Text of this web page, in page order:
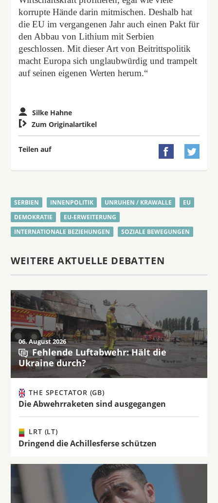
korrupte Hände darin mitmischen. Deshalb hat
die EU im vergangenen Jahr auch einen Pakt für
den Abbau von Lithium mit Serbien
geschlossen. Mit dieser Art von Beitrittspolitik
macht Europa sich unglaubwürdig und trampelt
auf seinen eigenen Werten herum.“
Silke Hahne
 Zum Originalartikel
Teilen auf  
SERBIEN INNENPOLITIK UNRUHEN / KRAWALLE
EU
DEMOKRATIE
EU-ERWEITERUNG
INTERNATIONALE BEZIEHUNGEN
SOZIALE BEWEGUNGEN
WEITERE AKTUELLE DEBATTEN
06. August 2026
Fehlende Luftabwehr: Hält die
Ukraine durch?
THE SPECTATOR (GB)
Die Abwehrraketen sind ausgegangen
LRT (LT)
Dringend die Achillesferse schützen